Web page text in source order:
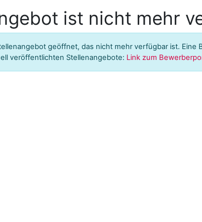
ist nicht mehr
geöffnet, das nicht mehr verfügbar ist. Eine
veröffentlichten Stellenangebote: Link zum